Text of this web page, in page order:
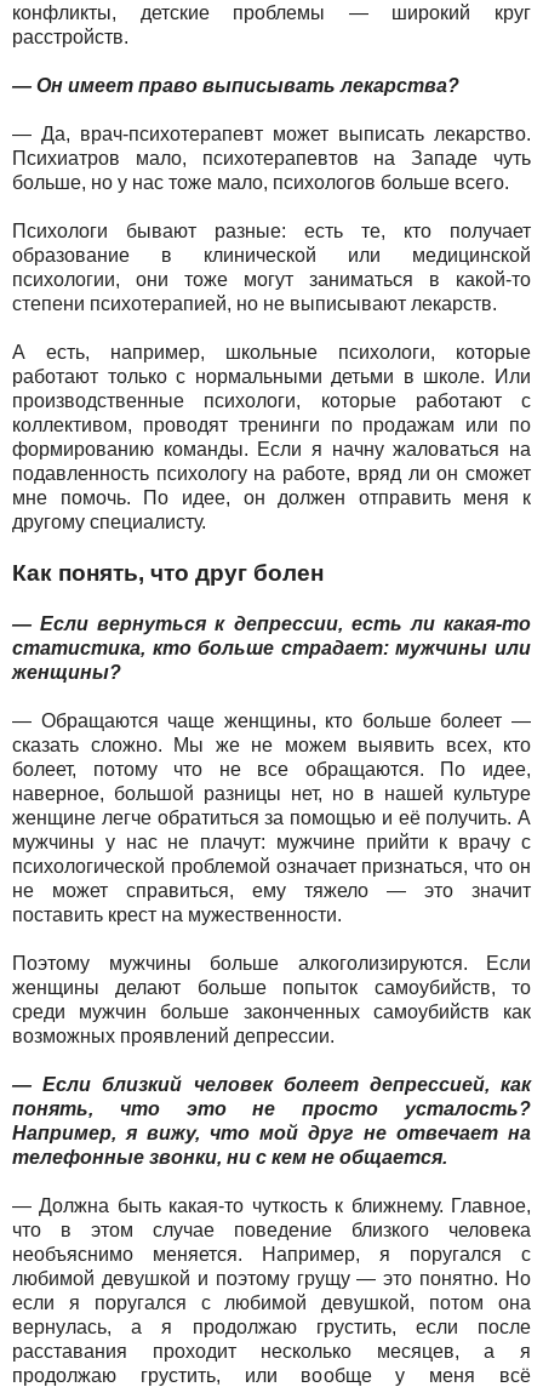
конфликты, детские проблемы — широкий круг
расстройств.
— Он имеет право выписывать лекарства?
— Да, врач-психотерапевт может выписать лекарство.
Психиатров мало, психотерапевтов на Западе чуть
больше, но у нас тоже мало, психологов больше всего.
Психологи бывают разные: есть те, кто получает
образование в клинической или медицинской
психологии, они тоже могут заниматься в какой-то
степени психотерапией, но не выписывают лекарств.
А есть, например, школьные психологи, которые
работают только с нормальными детьми в школе. Или
производственные психологи, которые работают с
коллективом, проводят тренинги по продажам или по
формированию команды. Если я начну жаловаться на
подавленность психологу на работе, вряд ли он сможет
мне помочь. По идее, он должен отправить меня к
другому специалисту.
Как понять, что друг болен
— Если вернуться к депрессии, есть ли какая-то
статистика, кто больше страдает: мужчины или
женщины?
— Обращаются чаще женщины, кто больше болеет —
сказать сложно. Мы же не можем выявить всех, кто
болеет, потому что не все обращаются. По идее,
наверное, большой разницы нет, но в нашей культуре
женщине легче обратиться за помощью и её получить. А
мужчины у нас не плачут: мужчине прийти к врачу с
психологической проблемой означает признаться, что он
не может справиться, ему тяжело — это значит
поставить крест на мужественности.
Поэтому мужчины больше алкоголизируются. Если
женщины делают больше попыток самоубийств, то
среди мужчин больше законченных самоубийств как
возможных проявлений депрессии.
— Если близкий человек болеет депрессией, как
понять, что это не просто усталость?
Например, я вижу, что мой друг не отвечает на
телефонные звонки, ни с кем не общается.
— Должна быть какая-то чуткость к ближнему. Главное,
что в этом случае поведение близкого человека
необъяснимо меняется. Например, я поругался с
любимой девушкой и поэтому грущу — это понятно. Но
если я поругался с любимой девушкой, потом она
вернулась, а я продолжаю грустить, если после
расставания проходит несколько месяцев, а я
продолжаю грустить, или вообще у меня всё